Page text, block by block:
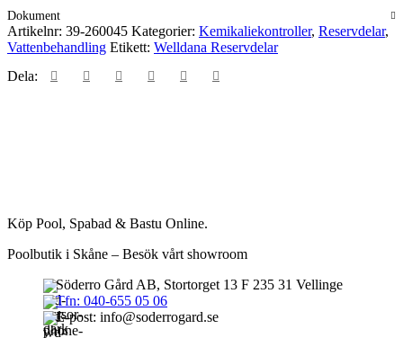
mängd
Dokument
Artikelnr: 39-260045 Kategorier: Kemikaliekontroller, Reservdelar,
Vattenbehandling Etikett: Welldana Reservdelar
Dela:
Köp Pool, Spabad & Bastu Online.
Poolbutik i Skåne – Besök vårt showroom
Söderro Gård AB, Stortorget 13 F 235 31 Vellinge
Tfn: 040-655 05 06
E-post: info@soderrogard.se